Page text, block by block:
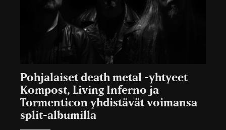
Pohjalaiset death metal -yhtyeet
Kompost, Living Inferno ja
Tormenticon yhdistävät voimansa
split-albumilla